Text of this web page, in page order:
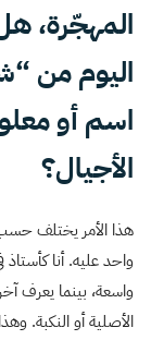
المهجّرة،
اليوم من
اسم أو
الأجيال؟
هذا الأمر يختلف حسب
واحد عليه. أنا
واسعة، بينما يعرف
الأصلية أو النكبة.